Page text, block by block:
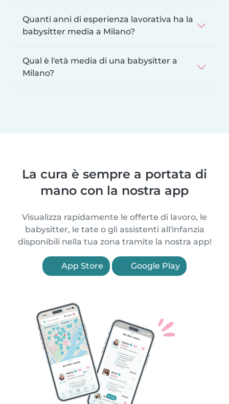
Quanti anni di esperienza lavorativa ha la
babysitter media a Milano?
Qual è l'età media di una babysitter a
Milano?
La cura è sempre a portata di
mano con la nostra app
Visualizza rapidamente le offerte di lavoro, le
babysitter, le tate o gli assistenti all'infanzia
disponibili nella tua zona tramite la nostra app!
App Store Google Play